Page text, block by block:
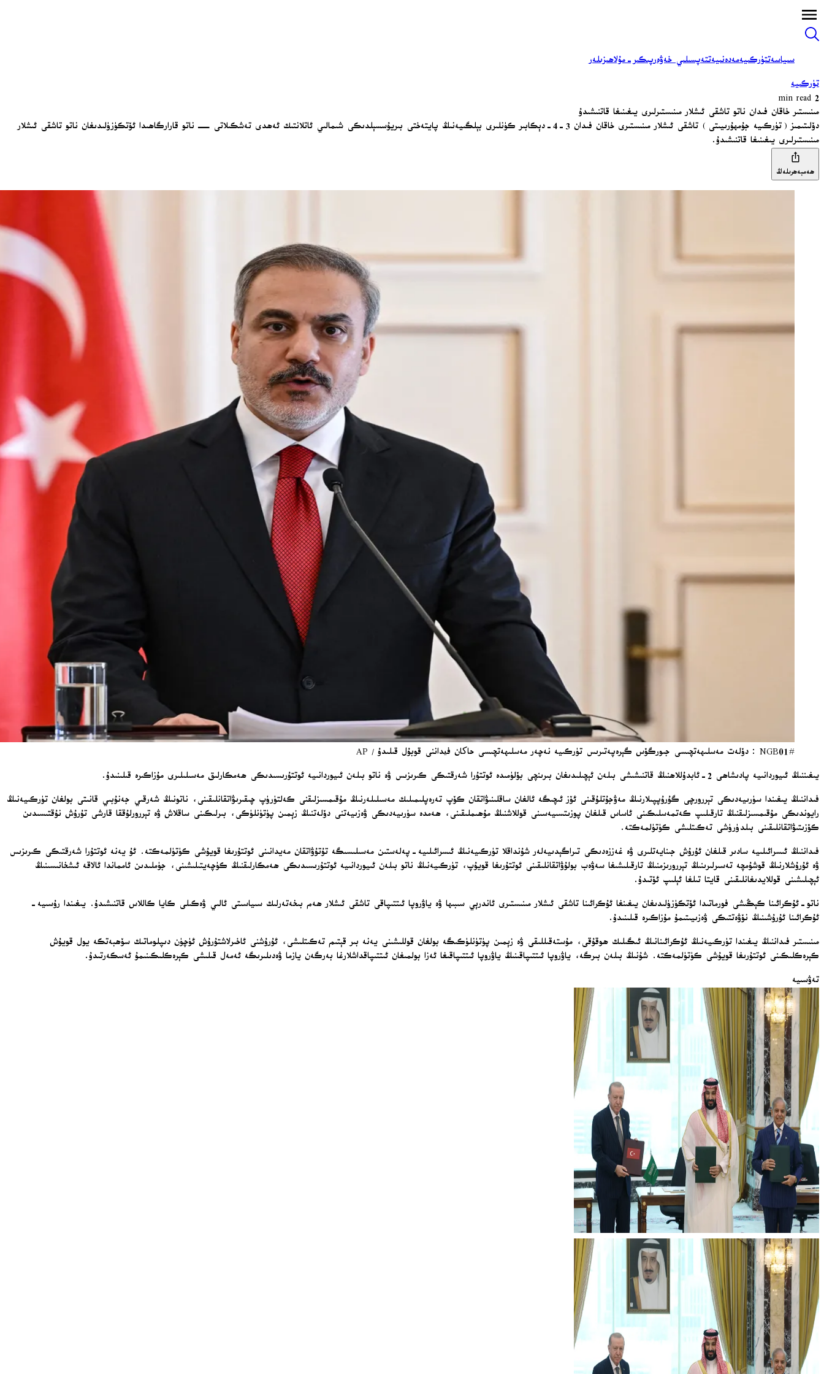
سىياسەتتۈركىيەمەدەنىيەتتەپسىلىي خەۋەرپىكىر-مۇلاھىزىلەر
تۈركىيە
2 min read
مىنىستىر خاقان فىدان ناتو تاشقى ئىشلار مىنىستىرلىرى يىغىنىغا قاتنىشىدۇ
دۆلىتىمىز (تۈركىيە جۇمھۇرىيىتى) تاشقى ئىشلار مىنىستىرى خاقان فىدان 3-4-دېكابىر كۈنلىرى بېلگىيەنىڭ پايتەختى بىريۇسسېلدىكى شىمالىي ئاتلانتىك ئەھدى تەشكىلاتى — ناتو قارارگاھىدا ئۆتكۈزۈلىدىغان ناتو تاشقى ئىشلار
مىنىستىرلىرى يىغىنىغا قاتنىشىدۇ.
ھەمبەھرىلەڭ
#NGB01 : دۆلەت مەسلىھەتچىسى جىورگۆس گېرەپەتىرىس تۈركىيە نەچەر مەسلىھەتچىسى حاکان فیداننى قوبۇل قىلىدۇ / AP
يىغىننىڭ ئىيوردانىيە پادىشاھى 2-ئابدۇللاھنىڭ قاتنىشىشى بىلەن ئېچىلىدىغان بىرىنچى بۆلۈمىدە ئوتتۇرا شەرقتىكى كىرىزىس ۋە ناتو بىلەن ئىيوردانىيە ئوتتۇرىسىدىكى ھەمكارلىق مەسىلىلىرى مۇزاكىرە قىلىنىدۇ.
فىداننىڭ يىغىندا سۈرىيەدىكى تېررورچى گۇرۇپپىلارنىڭ مەۋجۇتلۇقىنى ئۆز ئىچىگە ئالغان ساقلىنىۋاتقان كۆپ تەرەپلىمىلىك مەسىلىلەرنىڭ مۇقىمسىزلىقنى كەلتۈرۈپ چىقىرىۋاتقانلىقىنى، ناتونىڭ شەرقىي جەنۇبىي قانىتى بولغان تۈركىيەنىڭ
رايوندىكى مۇقىمسىزلىقنىڭ تارقىلىپ كەتمەسلىكىنى ئاساس قىلغان پوزىتسىيەسىنى قوللاشنىڭ مۇھىملىقىنى، ھەمدە سۈرىيەدىكى ۋەزىيەتنى دۆلەتنىڭ زېمىن پۈتۈنلۈكى، بىرلىكىنى ساقلاش ۋە تېررورلۇققا قارشى تۇرۇش نۇقتىسىدىن
كۆزىتىۋاتقانلىقىنى بىلدۈرۈشى تەكىتلىشى كۈتۈلمەكتە.
فىداننىڭ ئىسرائىلىيە سادىر قىلغان ئۇرۇش جىنايەتلىرى ۋە غەززەدىكى تىراگېدىيەلەر شۇنداقلا تۈركىيەنىڭ ئىسرائىلىيە-پەلەستىن مەسىلىسىگە تۇتۇۋاتقان مەيدانىنى ئوتتۇرىغا قويۇشى كۈتۈلمەكتە. ئۇ يەنە ئوتتۇرا شەرقتىكى كىرىزىس
ۋە ئۇرۇشلارنىڭ قوشۇمچە تەسىرلىرىنىڭ تېررورىزمنىڭ تارقىلىشىغا سەۋەب بولۇۋاتقانلىقىنى ئوتتۇرىغا قويۇپ، تۈركىيەنىڭ ناتو بىلەن ئىيوردانىيە ئوتتۇرىسىدىكى ھەمكارلىقنىڭ كۈچەيتىلىشىنى، جۈملىدىن ئامماندا ئالاقە ئىشخانىسىنىڭ
ئېچىلىشىنى قوللايدىغانلىقىنى قايتا تىلغا ئېلىپ ئۆتىدۇ.
ناتو-ئۇكرائىنا كېڭىشى فورماتىدا ئۆتكۈزۈلىدىغان يىغىنغا ئۇكرائىنا تاشقى ئىشلار مىنىستىرى ئاندرېي سىبىھا ۋە ياۋروپا ئىتتىپاقى تاشقى ئىشلار ھەم بىخەتەرلىك سىياسىتى ئالىي ۋەكىلى كايا كاللاس قاتنىشىدۇ. يىغىندا رۇسىيە-
ئۇكرائىنا ئۇرۇشىنىڭ نۆۋەتتىكى ۋەزىيىتىمۇ مۇزاكىرە قىلىنىدۇ.
مىنىستىر فىداننىڭ يىغىندا تۈركىيەنىڭ ئۇكرائىنانىڭ ئىگىلىك ھوقۇقى، مۇستەقىللىقى ۋە زېمىن پۈتۈنلۈكىگە بولغان قوللىشىنى يەنە بىر قېتىم تەكىتلىشى، ئۇرۇشنى ئاخىرلاشتۇرۇش ئۈچۈن دىپلوماتىك سۆھبەتكە يول قويۇش
كېرەكلىكىنى ئوتتۇرىغا قويۇشى كۈتۈلمەكتە. شۇنىڭ بىلەن بىرگە، ياۋروپا ئىتتىپاقىنىڭ ياۋروپا ئىتتىپاقىغا ئەزا بولمىغان ئىتتىپاقداشلارغا بەرگەن يازما ۋەدىلىرىگە ئەمەل قىلىشى كېرەكلىكىنىمۇ ئەسكەرتىدۇ.
تەۋسىيە